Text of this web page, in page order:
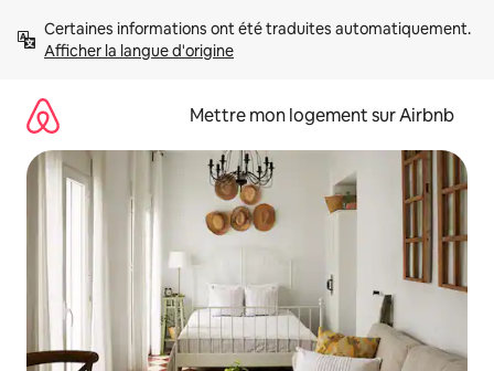
directement
Afficher la langue d'origine
Mettre mon logement sur Airbnb